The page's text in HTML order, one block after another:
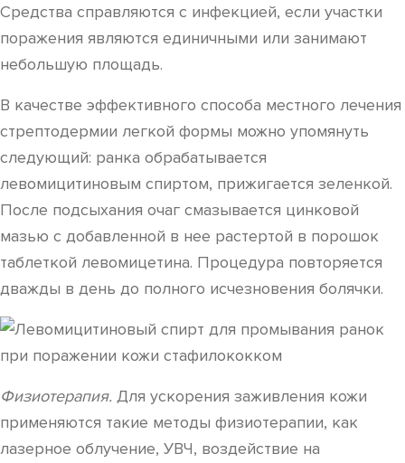
Средства справляются с инфекцией, если участки
поражения являются единичными или занимают
небольшую площадь.
В качестве эффективного способа местного лечения
стрептодермии легкой формы можно упомянуть
следующий: ранка обрабатывается
левомицитиновым спиртом, прижигается зеленкой.
После подсыхания очаг смазывается цинковой
мазью с добавленной в нее растертой в порошок
таблеткой левомицетина. Процедура повторяется
дважды в день до полного исчезновения болячки.
Физиотерапия. Для ускорения заживления кожи
применяются такие методы физиотерапии, как
лазерное облучение, УВЧ, воздействие на